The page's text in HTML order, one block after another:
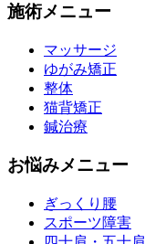
施術メニュー
マッサージ
ゆがみ矯正
整体
猫背矯正
鍼治療
お悩みメニュー
ぎっくり腰
スポーツ障害